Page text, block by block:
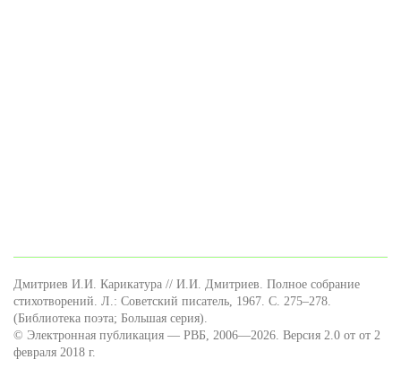
Дмитриев И.И. Карикатура // И.И. Дмитриев. Полное собрание
стихотворений. Л.: Советский писатель, 1967. С. 275–278.
(Библиотека поэта; Большая серия).
© Электронная публикация — РВБ, 2006—2026. Версия 2.0 от от 2
февраля 2018 г.